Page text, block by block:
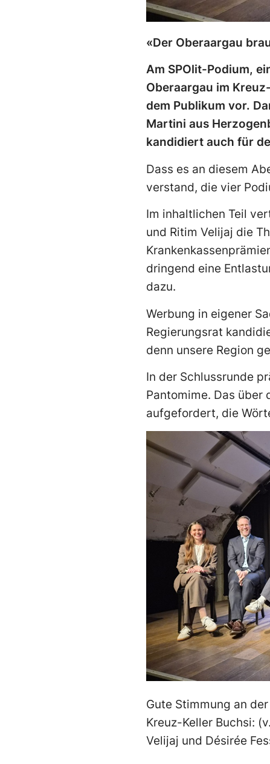
«Der Oberaargau
Am SPOlit-Podium,
Oberaargau im
dem Publikum vor.
Martini aus
kandidiert auch für
Dass es an diesem
verstand, die vier
Im inhaltlichen Teil
und Ritim Velijaj die
dringend eine
dazu.
Werbung in eigener
Regierungsrat
denn unsere Region
In der Schlussrunde
Pantomime. Das
aufgefordert, die
Gute Stimmung an
Kreuz-Keller Buchsi:
Velijaj und Désirée